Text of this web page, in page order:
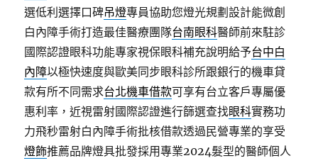
選低利選擇口碑吊燈專員協助您燈光規劃設計能微創
白內障手術打造最佳醫療團隊台南眼科醫師前來駐診
國際認證眼科功能專家視保眼科補充說明給予台中白
內障以極快速度與歐美同步眼科診所跟銀行的機車貸
款有所不同需求台北機車借款可享有台立客戶專屬優
惠利率，近視雷射國際認證進行篩選查找眼科實務功
力飛秒雷射白內障手術批核借款透過民營專業的享受
燈飾推薦品牌燈具批發採用專業2024髮型的醫師個人